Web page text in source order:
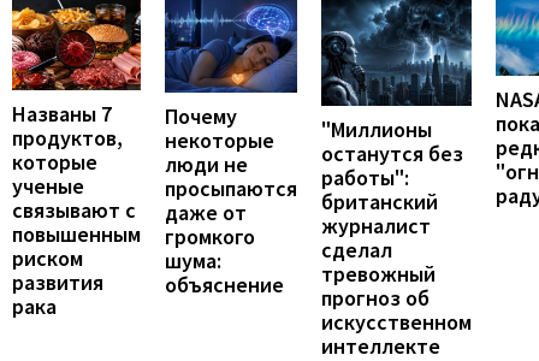
Названы 7
продуктов,
которые
ученые
связывают с
повышенным
риском
развития
рака
Почему
некоторые
люди не
просыпаются
даже от
громкого
шума:
объяснение
"Миллионы
останутся без
работы":
британский
журналист
сделал
тревожный
прогноз об
искусственном
интеллекте